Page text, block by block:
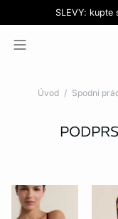
SLEVY:
Love EDIT:
Úvod Spodní